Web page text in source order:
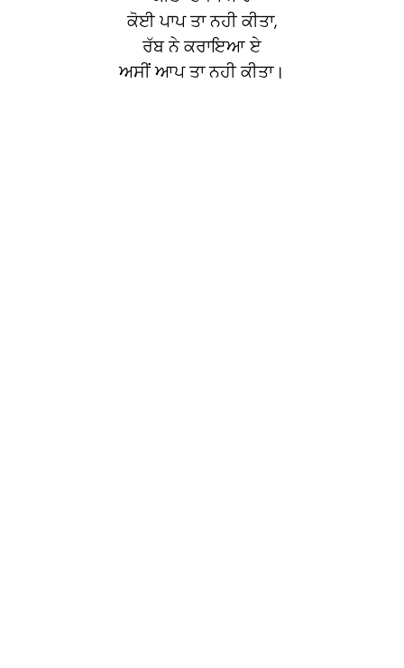
ਕੋਈ ਪਾਪ ਤਾ ਨਹੀ ਕੀਤਾ,
ਰੱਬ ਨੇ ਕਰਾਇਆ ਏ
ਅਸੀਂ ਆਪ ਤਾ ਨਹੀ ਕੀਤਾ।